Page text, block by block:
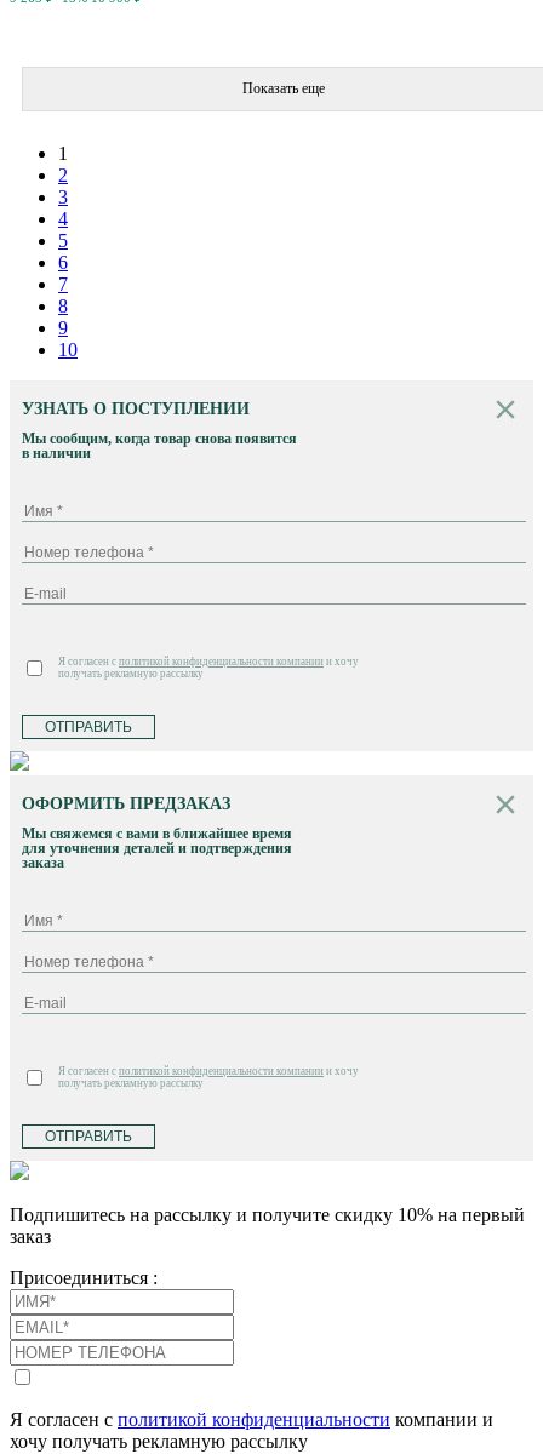
Показать еще
1
2
3
4
5
6
7
8
9
10
УЗНАТЬ О ПОСТУПЛЕНИИ
Мы сообщим, когда товар снова появится
в наличии
Я согласен с политикой конфиденциальности компании и хочу
получать рекламную рассылку
ОТПРАВИТЬ
ОФОРМИТЬ ПРЕДЗАКАЗ
Мы свяжемся с вами в ближайшее время
для уточнения деталей и подтверждения
заказа
Я согласен с политикой конфиденциальности компании и хочу
получать рекламную рассылку
ОТПРАВИТЬ
Подпишитесь на рассылку и получите скидку 10% на первый
заказ
Присоединиться :
Я согласен с политикой конфиденциальности компании и
хочу получать рекламную рассылку